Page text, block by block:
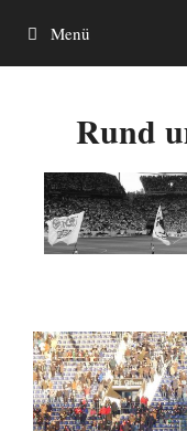
Inhalt
springen
Menü
Rund